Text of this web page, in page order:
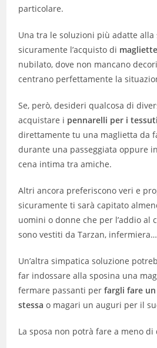
particolare.
Una tra le soluzioni più adatte alla
sicuramente l’acquisto di magliette
nubilato, dove non mancano
centrano perfettamente la
Se, però, desideri qualcosa di
acquistare i pennarelli per i tessuti
direttamente tu una maglietta da
durante una passeggiata oppure
cena intima tra amiche.
Altri ancora preferiscono veri e
sicuramente ti sarà capitato
uomini o donne che per l’addio al
sono vestiti da Tarzan, infermiera…
Un’altra simpatica soluzione
far indossare alla sposina una
fermare passanti perfargli fare
stessa o magari un auguri per il
La sposa non potrà fare a meno